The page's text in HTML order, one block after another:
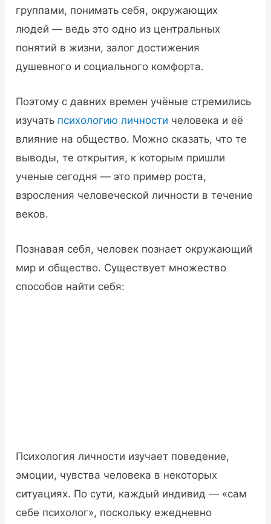
группами, понимать себя, окружающих
людей — ведь это одно из центральных
понятий в жизни, залог достижения
душевного и социального комфорта.
Поэтому с давних времен учёные стремились
изучать психологию личности человека и её
влияние на общество. Можно сказать, что те
выводы, те открытия, к которым пришли
ученые сегодня — это пример роста,
взросления человеческой личности в течение
веков.
Познавая себя, человек познает окружающий
мир и общество. Существует множество
способов найти себя:
Психология личности изучает поведение,
эмоции, чувства человека в некоторых
ситуациях. По сути, каждый индивид — «сам
себе психолог», поскольку ежедневно